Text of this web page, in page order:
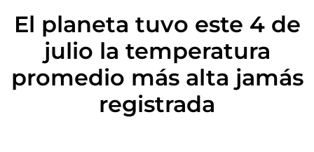
El planeta tuvo este 4 de
julio la temperatura
promedio más alta jamás
registrada